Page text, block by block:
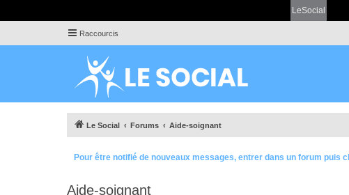
LeSocial
Raccourcis
Le Social Forums Aide-soignant
Pour être notifié de nouveaux messages, entrer dans un forum puis
Aide-soignant